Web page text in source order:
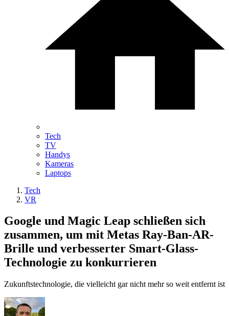
Tech
TV
Handys
Kameras
Laptops
Tech
VR
Google und Magic Leap schließen sich
zusammen, um mit Metas Ray-Ban-AR-
Brille und verbesserter Smart-Glass-
Technologie zu konkurrieren
Zukunftstechnologie, die vielleicht gar nicht mehr so weit entfernt ist